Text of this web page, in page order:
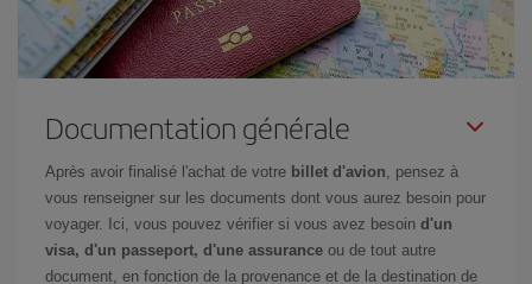
Documentation générale
Après avoir finalisé l'achat de votre billet d'avion, pensez à
vous renseigner sur les documents dont vous aurez besoin pour
voyager. Ici, vous pouvez vérifier si vous avez besoin d'un
visa, d'un passeport, d'une assurance ou de tout autre
document, en fonction de la provenance et de la destination de